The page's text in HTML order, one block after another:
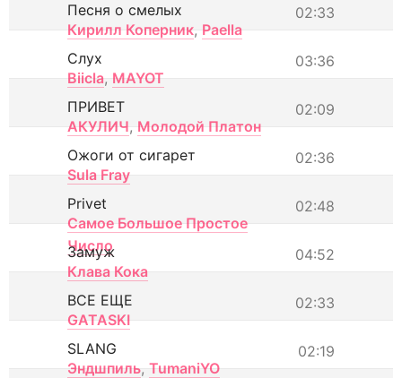
02:33
Песня о смелых
Кирилл Коперник, Paella
03:36
Слух
Biicla, MAYOT
02:09
ПРИВЕТ
АКУЛИЧ, Молодой Платон
02:36
Ожоги от сигарет
Sula Fray
02:48
Privet
Самое Большое Простое
Число
04:52
Замуж
Клава Кока
02:33
ВСЕ ЕЩЕ
GATASKI
02:19
SLANG
Эндшпиль, TumaniYO